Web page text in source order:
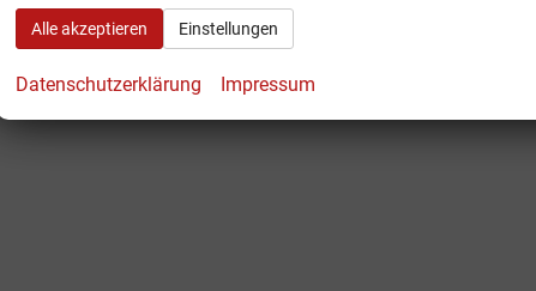
Alle akzeptieren Einstellungen
Datenschutzerklärung Impressum